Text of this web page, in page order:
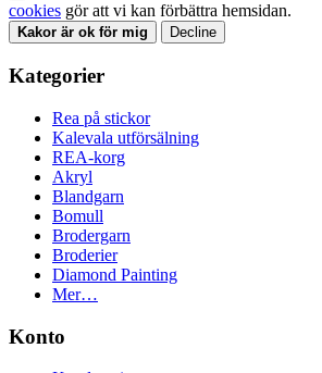
cookies gör att vi kan förbättra hemsidan.
Kakor är ok för mig Decline
Kategorier
Rea på stickor
Kalevala utförsälning
REA-korg
Akryl
Blandgarn
Bomull
Brodergarn
Broderier
Diamond Painting
Mer…
Konto